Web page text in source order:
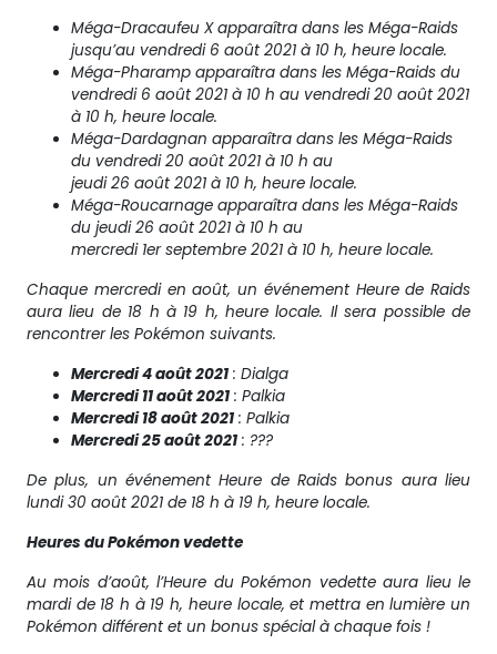
Méga-Dracaufeu X apparaîtra dans les Méga-Raids
jusqu’au vendredi 6 août 2021 à 10 h, heure locale.
Méga-Pharamp apparaîtra dans les Méga-Raids du
vendredi 6 août 2021 à 10 h au vendredi 20 août 2021
à 10 h, heure locale.
Méga-Dardagnan apparaîtra dans les Méga-Raids
du vendredi 20 août 2021 à 10 h au
jeudi 26 août 2021 à 10 h, heure locale.
Méga-Roucarnage apparaîtra dans les Méga-Raids
du jeudi 26 août 2021 à 10 h au
mercredi 1er septembre 2021 à 10 h, heure locale.
Chaque mercredi en août, un événement Heure de Raids
aura lieu de 18 h à 19 h, heure locale. Il sera possible de
rencontrer les Pokémon suivants.
Mercredi 4 août 2021 : Dialga
Mercredi 11 août 2021 : Palkia
Mercredi 18 août 2021 : Palkia
Mercredi 25 août 2021 : ???
De plus, un événement Heure de Raids bonus aura lieu
lundi 30 août 2021 de 18 h à 19 h, heure locale.
Heures du Pokémon vedette
Au mois d’août, l’Heure du Pokémon vedette aura lieu le
mardi de 18 h à 19 h, heure locale, et mettra en lumière un
Pokémon différent et un bonus spécial à chaque fois !